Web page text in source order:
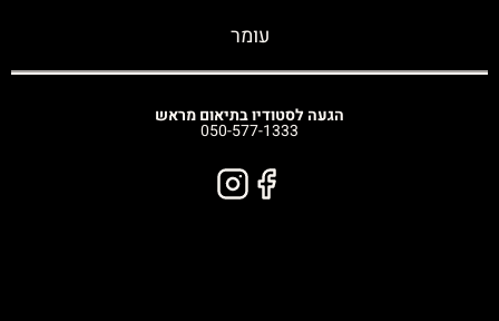
עומר
הגעה לסטודיו בתיאום מראש
050-577-1333